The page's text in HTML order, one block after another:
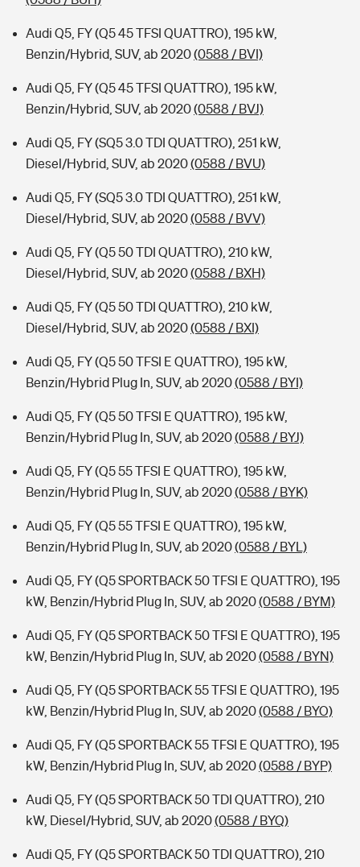
Audi Q5, FY (Q5 45 TFSI QUATTRO), 195 kW,
Benzin/Hybrid, SUV, ab 2020(0588 / BVI)
Audi Q5, FY (Q5 45 TFSI QUATTRO), 195 kW,
Benzin/Hybrid, SUV, ab 2020(0588 / BVJ)
Audi Q5, FY (SQ5 3.0 TDI QUATTRO), 251 kW,
Diesel/Hybrid, SUV, ab 2020(0588 / BVU)
Audi Q5, FY (SQ5 3.0 TDI QUATTRO), 251 kW,
Diesel/Hybrid, SUV, ab 2020(0588 / BVV)
Audi Q5, FY (Q5 50 TDI QUATTRO), 210 kW,
Diesel/Hybrid, SUV, ab 2020(0588 / BXH)
Audi Q5, FY (Q5 50 TDI QUATTRO), 210 kW,
Diesel/Hybrid, SUV, ab 2020(0588 / BXI)
Audi Q5, FY (Q5 50 TFSI E QUATTRO), 195 kW,
Benzin/Hybrid Plug In, SUV, ab 2020(0588 / BYI)
Audi Q5, FY (Q5 50 TFSI E QUATTRO), 195 kW,
Benzin/Hybrid Plug In, SUV, ab 2020(0588 / BYJ)
Audi Q5, FY (Q5 55 TFSI E QUATTRO), 195 kW,
Benzin/Hybrid Plug In, SUV, ab 2020(0588 / BYK)
Audi Q5, FY (Q5 55 TFSI E QUATTRO), 195 kW,
Benzin/Hybrid Plug In, SUV, ab 2020(0588 / BYL)
Audi Q5, FY (Q5 SPORTBACK 50 TFSI E QUATTRO), 195
kW, Benzin/Hybrid Plug In, SUV, ab 2020(0588 / BYM)
Audi Q5, FY (Q5 SPORTBACK 50 TFSI E QUATTRO), 195
kW, Benzin/Hybrid Plug In, SUV, ab 2020(0588 / BYN)
Audi Q5, FY (Q5 SPORTBACK 55 TFSI E QUATTRO), 195
kW, Benzin/Hybrid Plug In, SUV, ab 2020(0588 / BYO)
Audi Q5, FY (Q5 SPORTBACK 55 TFSI E QUATTRO), 195
kW, Benzin/Hybrid Plug In, SUV, ab 2020(0588 / BYP)
Audi Q5, FY (Q5 SPORTBACK 50 TDI QUATTRO), 210
kW, Diesel/Hybrid, SUV, ab 2020(0588 / BYQ)
Audi Q5, FY (Q5 SPORTBACK 50 TDI QUATTRO), 210